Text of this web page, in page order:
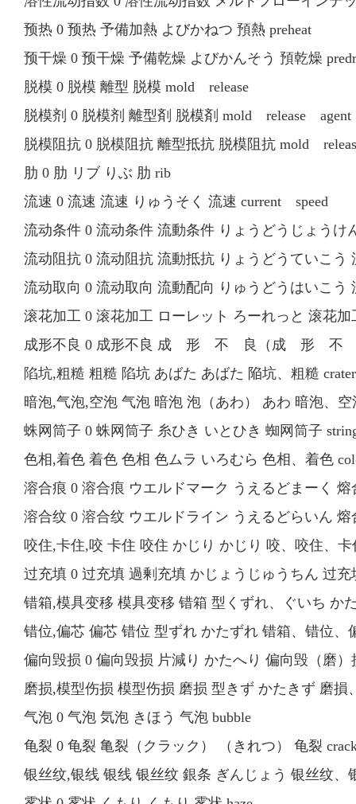
预热 0 预热 予備加熱 よびかねつ 預熱 preheat
预干燥 0 预干燥 予備乾燥 よびかんそう 預乾燥
脱模 0 脱模 離型 脱模 mold release
脱模剂 0 脱模剂 離型剤 脱模剤 mold release agent
脱模阻抗 0 脱模阻抗 離型抵抗 脱模阻抗 mold
肋 0 肋 リブ りぶ 肋 rib
流速 0 流速 流速 りゅうそく 流速 current speed
流动条件 0 流动条件 流動条件 りょうどうじょう
流动阻抗 0 流动阻抗 流動抵抗 りょうどうていこう
流动取向 0 流动取向 流動配向 りゅうどうはいこ
滚花加工 0 滚花加工 ローレット ろーれっと 滚花加
成形不良 0 成形不良 成 形 不 良（成 形 不
陷坑,粗糙 粗糙 陷坑 あばた あばた 陥坑、粗糙
暗泡,气泡,空泡 气泡 暗泡 泡（あわ） あわ 暗泡、空
蛛网筒子 0 蛛网筒子 糸ひき いとひき 蜘网筒子
色相,着色 着色 色相 色ムラ いろむら 色相、着色
溶合痕 0 溶合痕 ウエルドマーク うえるどまーく
溶合纹 0 溶合纹 ウエルドライン うえるどらいん
咬住,卡住,咬 卡住 咬住 かじり かじり 咬、咬住、卡
过充填 0 过充填 過剰充填 かじょうじゅうちん 过
错箱,模具变移 模具变移 错箱 型くずれ、ぐいち か
错位,偏芯 偏芯 错位 型ずれ かたずれ 错箱、错位
偏向毁损 0 偏向毁损 片減り かたへり 偏向毁（磨）
磨损,模型伤损 模型伤损 磨损 型きず かたきず 磨
气泡 0 气泡 気泡 きほう 气泡 bubble
龟裂 0 龟裂 亀裂（クラック） （きれつ） 龟裂
银丝纹,银线 银线 银丝纹 銀条 ぎんじょう 银丝纹